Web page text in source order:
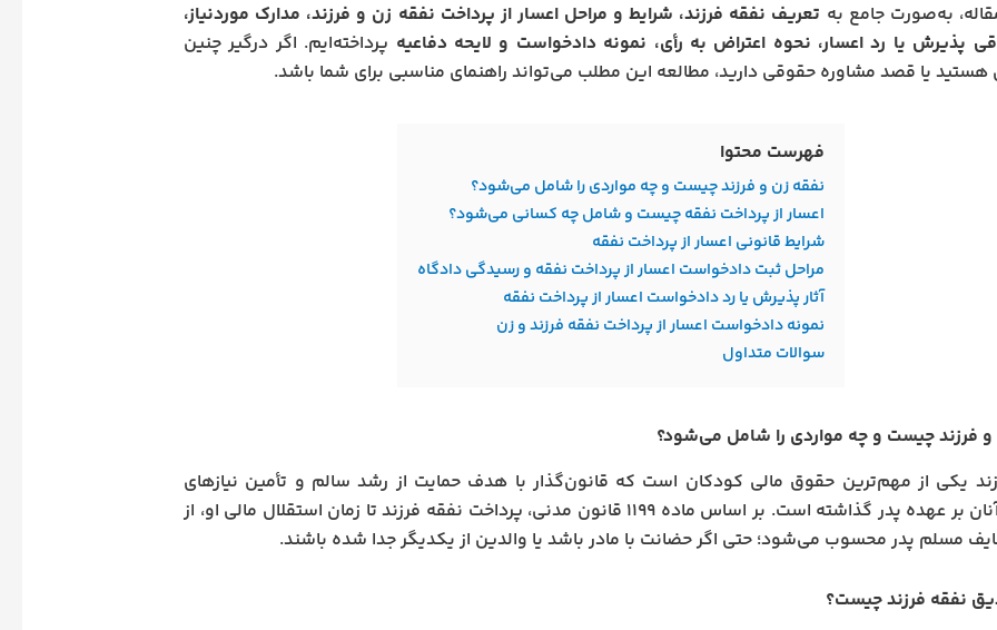
به‌صورت جامع به تعریف نفقه فرزند، شرایط و مراحل اعسار از پرداخت نفقه زن و فرزند، مدارک موردنیاز،
پذیرش یا رد اعسار، نحوه اعتراض به رأی، نمونه دادخواست و لایحه دفاعیه پرداخته‌ایم. اگر درگیر چنین
هستید یا قصد مشاوره حقوقی دارید، مطالعه این مطلب می‌تواند راهنمای مناسبی برای شما باشد.
فهرست محتوا
نفقه زن و فرزند چیست و چه مواردی را شامل می‌شود؟
اعسار از پرداخت نفقه چیست و شامل چه کسانی می‌شود؟
شرایط قانونی اعسار از پرداخت نفقه
مراحل ثبت دادخواست اعسار از پرداخت نفقه و رسیدگی دادگاه
آثار پذیرش یا رد دادخواست اعسار از پرداخت نفقه
نمونه دادخواست اعسار از پرداخت نفقه فرزند و زن
سوالات متداول
و فرزند چیست و چه مواردی را شامل می‌شود؟
یکی از مهم‌ترین حقوق مالی کودکان است که قانون‌گذار با هدف حمایت از رشد سالم و تأمین نیازهای
اساسی آنان بر عهده پدر گذاشته است. بر اساس ماده ۱۱۹۹ قانون مدنی، پرداخت نفقه فرزند تا زمان استقلال مالی او، از
مسلم پدر محسوب می‌شود؛ حتی اگر حضانت با مادر باشد یا والدین از یکدیگر جدا شده باشند.
نفقه فرزند چیست؟